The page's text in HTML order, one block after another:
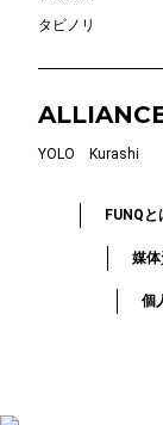
タビノリ
YOLO Kurashi
FUNQと
媒
個